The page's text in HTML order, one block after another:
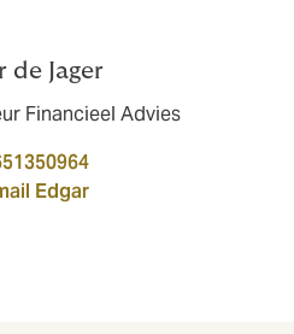
de Jager
Financieel Advies
Edgar